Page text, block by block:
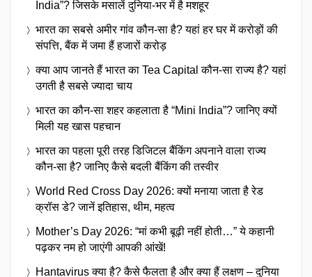
India”? जिसके मसालें दुनिया-भर में है मशहूर
भारत का सबसे अमीर गांव कौन-सा है? यहां हर घर में करोड़ों की
संपत्ति, बैंक में जमा हैं हजारों करोड़
क्या आप जानते हैं भारत का Tea Capital कौन-सा राज्य है? यहां
उगती है सबसे ज्यादा चाय
भारत का कौन-सा शहर कहलाता है “Mini India”? जानिए क्यों
मिली यह खास पहचान
भारत का पहला पूरी तरह डिजिटल बैंकिंग अपनाने वाला राज्य
कौन-सा है? जानिए कैसे बदली बैंकिंग की तस्वीर
World Red Cross Day 2026: क्यों मनाया जाता है रेड
क्रॉस डे? जानें इतिहास, थीम, महत्व
Mother’s Day 2026: “मां कभी बूढ़ी नहीं होती…” ये कहानी
पढ़कर नम हो जाएंगी आपकी आंखें!
Hantavirus क्या है? कैसे फैलता है और क्या हैं लक्षण – दुनिया